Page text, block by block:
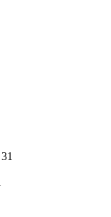
31